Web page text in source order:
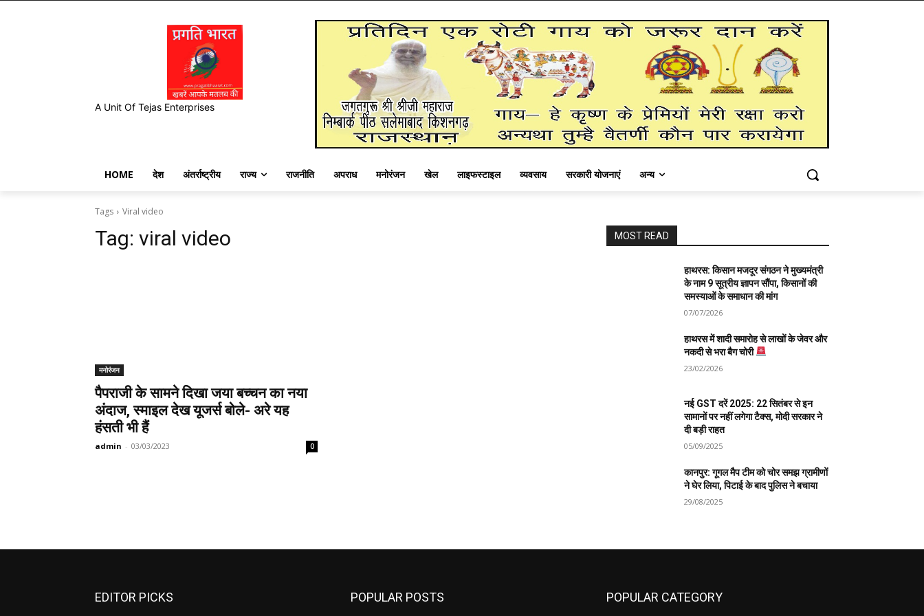
A Unit Of Tejas Enterprises
HOME देश अंतर्राष्ट्रीय राज्य राजनीति अपराध मनोरंजन खेल लाइफस्टाइल व्यवसाय सरकारी योजनाएं अन्य
Tags Viral video
Tag: viral video
मनोरंजन
पैपराजी के सामने दिखा जया बच्चन का नया
अंदाज, स्माइल देख यूजर्स बोले- अरे यह
हंसती भी हैं
admin - 03/03/2023 0
MOST READ
हाथरस: किसान मजदूर संगठन ने मुख्यमंत्री
के नाम 9 सूत्रीय ज्ञापन सौंपा, किसानों की
समस्याओं के समाधान की मांग
07/07/2026
हाथरस में शादी समारोह से लाखों के जेवर और
नकदी से भरा बैग चोरी
23/02/2026
नई GST दरें 2025: 22 सितंबर से इन
सामानों पर नहीं लगेगा टैक्स, मोदी सरकार ने
दी बड़ी राहत
05/09/2025
कानपुर: गूगल मैप टीम को चोर समझ ग्रामीणों
ने घेर लिया, पिटाई के बाद पुलिस ने बचाया
29/08/2025
EDITOR PICKS POPULAR POSTS POPULAR CATEGORY